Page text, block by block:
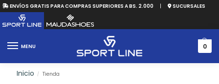
ENVÍOS GRATIS PARA COMPRAS SUPERIORES A BS. 2.000 | SUCURSALES
MENU 0
Inicio / Tienda